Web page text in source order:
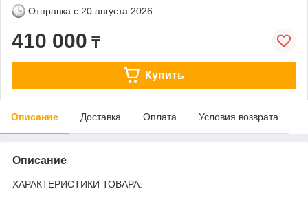
Отправка с 20 августа 2026
410 000 ₸
Купить
Описание Доставка Оплата Условия возврата
Описание
ХАРАКТЕРИСТИКИ ТОВАРА: